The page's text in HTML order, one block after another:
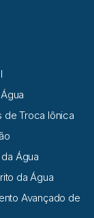
de Troca Iônica
Água
da Água
Avançado de